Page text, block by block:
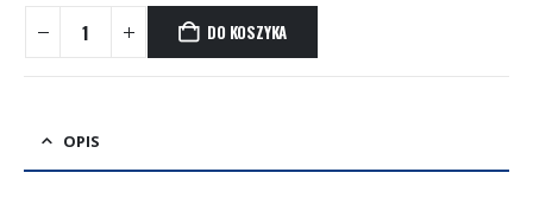
DO KOSZYKA
OPIS